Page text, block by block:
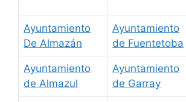
Ayuntamiento
De Almazán
Ayuntamiento
de Fuentetoba
Ayuntamiento
de Almazul
Ayuntamiento
de Garray